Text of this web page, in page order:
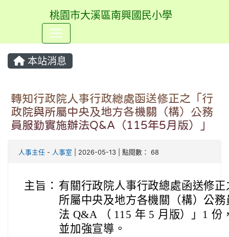
桃園市大溪區南興國民小學
本站消息
轉知行政院人事行政總處函送修正之「行
政院與所屬中央及地方各機關（構）公務
員服勤實施辦法Q&A（115年5月版）」
人事主任 - 人事室 | 2026-05-13 | 點閱數： 68
主旨： 有關行政院人事行政總處函送修
所屬中央及地方各機關（構）公
法 Q&A （ 115 年 5 月版）」1 份
並加強宣導。